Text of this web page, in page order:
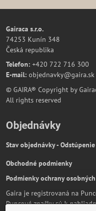
Gairaca s.r.o.
74253 Kunín 348
Česká republika
Telefon: +420 722 716 300
E-mail: objednavky@gaira.sk
© GAIRA® Copyright by
All rights reserved
Objednávky
Stav objednávky -
Obchodné podmienky
Podmienky ochrany
Gaira je registrovaná na
Puncové značky sú k